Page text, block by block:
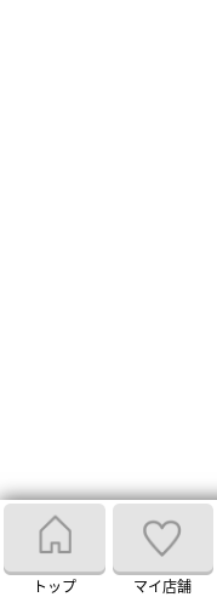
トップ マイ店舗